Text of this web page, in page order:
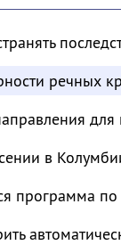
речных
в
программа